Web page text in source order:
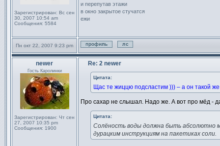
Зарегистрирован: Вс сен
30, 2007 10:54 am
Сообщения: 5584
и перепутав этажи
в окно закрытое стучатся
ежи
Пн окт 22, 2007 9:23 pm
Профиль
Отправить личное
newer
Гость Каролинки
Зарегистрирован: Чт сен
27, 2007 10:35 pm
Сообщения: 1900
Re: 2 newer
Цитата:
Щас те жиццю подсластим ))) – а он такой
Про сахар не слышал. Надо же. А вот про мёд -
Цитата:
Солёность воды должна быть абсолютно
дурацким инструкциям на пакетиках соли.